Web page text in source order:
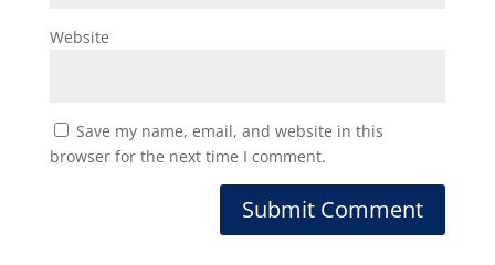
Website
Save my name, email, and website in this
browser for the next time I comment.